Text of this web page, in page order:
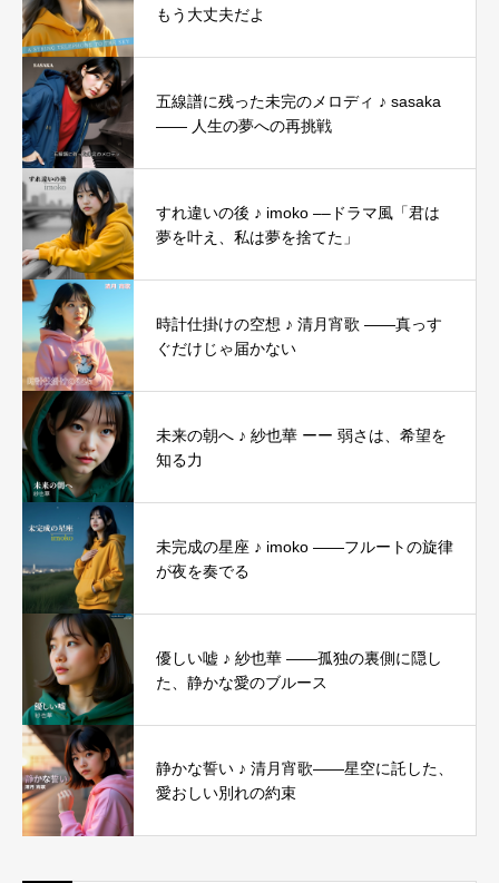
もう大丈夫だよ
五線譜に残った未完のメロディ ♪ sasaka
―― 人生の夢への再挑戦
すれ違いの後 ♪ imoko ––ドラマ風「君は
夢を叶え、私は夢を捨てた」
時計仕掛けの空想 ♪ 清月宵歌 ——真っす
ぐだけじゃ届かない
未来の朝へ ♪ 紗也華 ーー 弱さは、希望を
知る力
未完成の星座 ♪ imoko ――フルートの旋律
が夜を奏でる
優しい嘘 ♪ 紗也華 ――孤独の裏側に隠し
た、静かな愛のブルース
静かな誓い ♪ 清月宵歌――星空に託した、
愛おしい別れの約束